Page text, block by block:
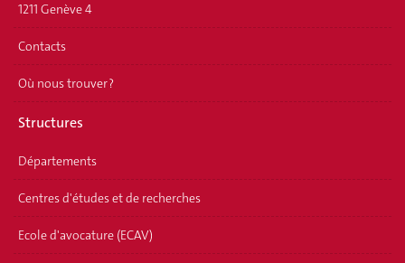
1211 Genève 4
Contacts
Où nous trouver ?
Structures
Départements
Centres d'études et de recherches
Ecole d'avocature (ECAV)